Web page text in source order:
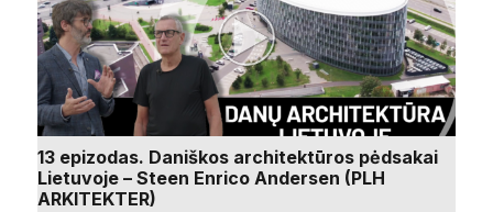
13 epizodas. Daniškos architektūros pėdsakai
Lietuvoje – Steen Enrico Andersen (PLH
ARKITEKTER)